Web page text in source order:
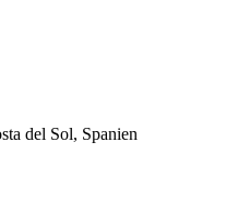
del Sol, Spanien